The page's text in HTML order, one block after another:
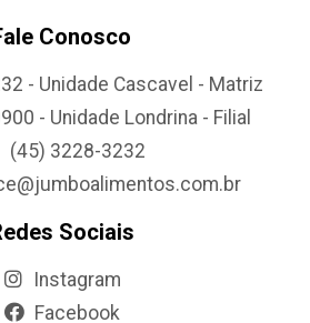
Conosco
- Unidade Cascavel - Matriz
- Unidade Londrina - Filial
(45) 3228-3232
Sociais
Instagram
Facebook